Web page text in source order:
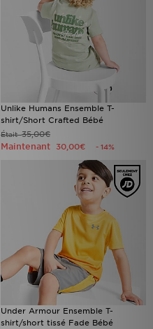
Unlike Humans Ensemble T-
shirt/Short Crafted Bébé
Était35,00€
Maintenant 30,00€ - 14%
Under Armour Ensemble T-
shirt/short tissé Fade Bébé